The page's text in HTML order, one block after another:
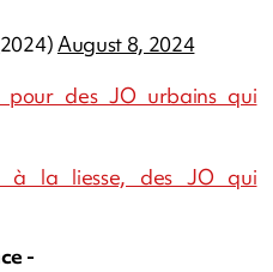
August 8, 2024
des JO urbains qui
à la liesse, des JO qui
-